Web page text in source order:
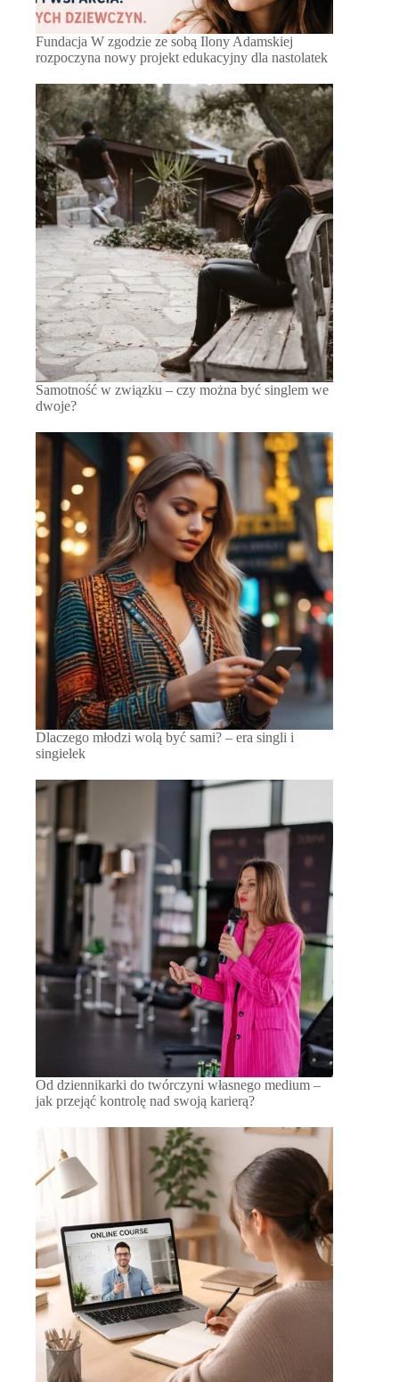
Fundacja W zgodzie ze sobą Ilony Adamskiej
rozpoczyna nowy projekt edukacyjny dla nastolatek
Samotność w związku – czy można być singlem we
dwoje?
Dlaczego młodzi wolą być sami? – era singli i
singielek
Od dziennikarki do twórczyni własnego medium –
jak przejąć kontrolę nad swoją karierą?